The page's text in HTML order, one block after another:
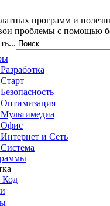
программ и
проблемы с помощью
и Сеть
Код